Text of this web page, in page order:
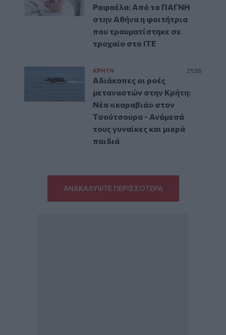
Ραφαέλα: Από το ΠΑΓΝΗ
στην Αθήνα η φοιτήτρια
που τραυματίστηκε σε
τροχαίο στο ΙΤΕ
ΚΡΗΤΗ 21:26
Αδιάκοπες οι ροές
μεταναστών στην Κρήτη:
Νέα «καραβιά» στον
Τσούτσουρα - Ανάμεσά
τους γυναίκες και μικρά
παιδιά
ΑΝΑΚΑΛΥΨΤΕ ΠΕΡΙΣΣΟΤΕΡΑ